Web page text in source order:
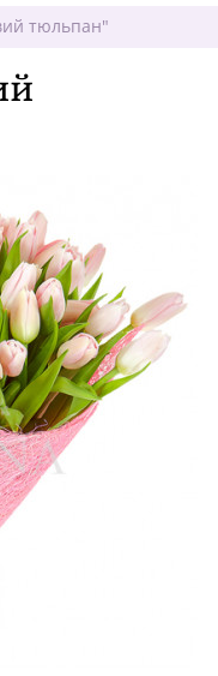
тюльпан"